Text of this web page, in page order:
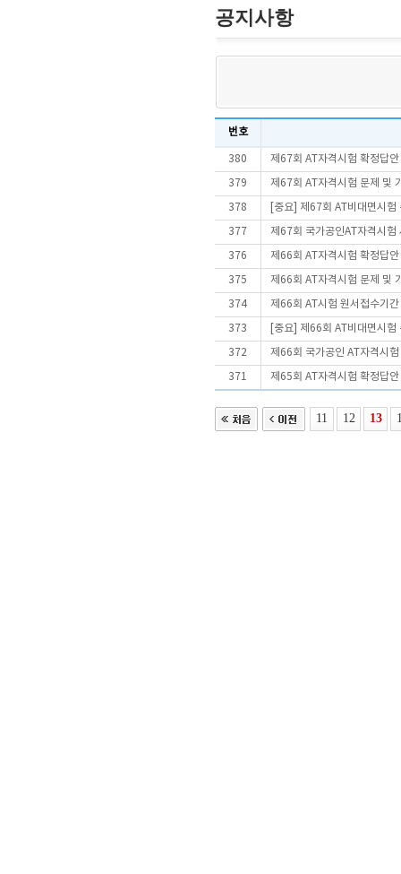
공지사항
번호
380 제67회 AT자격시험 확정답
379 제67회 AT자격시험 문제 및
378 [중요] 제67회 AT비대면시험
377 제67회 국가공인AT자격시험
376 제66회 AT자격시험 확정답
375 제66회 AT자격시험 문제 및
374 제66회 AT시험 원서접수기
373 [중요] 제66회 AT비대면시험
372 제66회 국가공인 AT자격시
371 제65회 AT자격시험 확정답
11 12 13